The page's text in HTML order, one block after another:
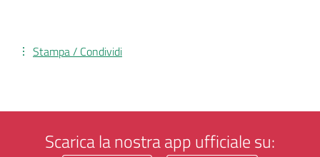
Stampa / Condividi
Scarica la nostra app ufficiale su: